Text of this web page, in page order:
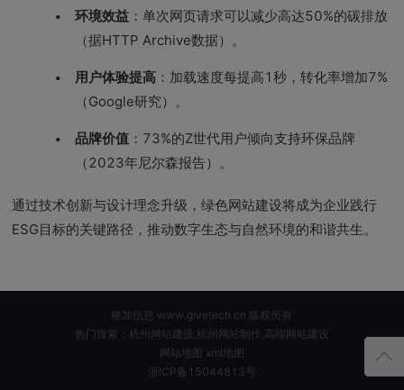
环境效益 ：单次网页请求可以减少高达50%的碳排放
（据HTTP Archive数据）。
用户体验提高 ：加载速度每提高1秒，转化率增加7%
（Google研究）。
品牌价值 ：73%的Z世代用户倾向支持环保品牌
（2023年尼尔森报告）。
通过技术创新与设计理念升级，绿色网站建设将成为企业践行
ESG目标的关键路径，推动数字生态与自然环境的和谐共生。
格加信息 www.givetech.cn 版权所有
热门搜索：杭州网站建设,杭州网站制作,高端网站建设
网站地图 xml地图
浙ICP备15044813号